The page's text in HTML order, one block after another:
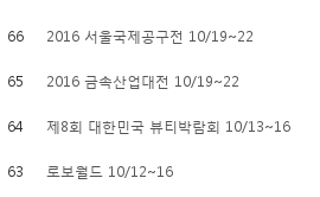
66 2016 서울국제공구전 10/19~22
65 2016 금속산업대전 10/19~22
64 제8회 대한민국 뷰티박람회 10/13~16
63 로보월드 10/12~16